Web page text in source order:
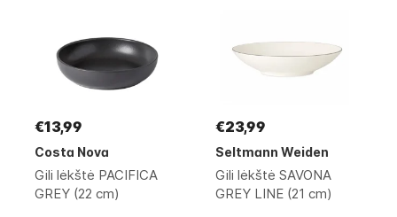
€13,99
Costa Nova
Gili lėkštė PACIFICA
GREY (22 cm)
€23,99
Seltmann Weiden
Gili lėkštė SAVONA
GREY LINE (21 cm)